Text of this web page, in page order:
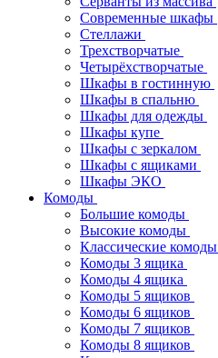
Современные шкафы
Стеллажи
Трехстворчатые
Четырёхстворчатые
Шкафы в гостинную
Шкафы в спальню
Шкафы для одежды
Шкафы купе
Шкафы с зеркалом
Шкафы с ящиками
Шкафы ЭКО
Комоды
Большие комоды
Высокие комоды
Классические комоды
Комоды 3 ящика
Комоды 4 ящика
Комоды 5 ящиков
Комоды 6 ящиков
Комоды 7 ящиков
Комоды 8 ящиков